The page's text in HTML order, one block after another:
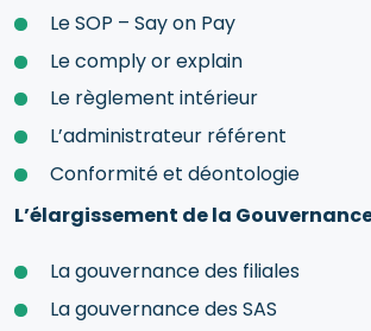
Le SOP – Say on Pay
Le comply or explain
Le règlement intérieur
L’administrateur référent
Conformité et déontologie
L’élargissement de la
La gouvernance des filiales
La gouvernance des SAS